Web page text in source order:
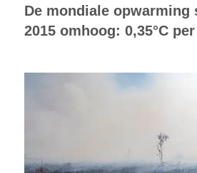
De mondiale opwarming
2015 omhoog: 0,35°C